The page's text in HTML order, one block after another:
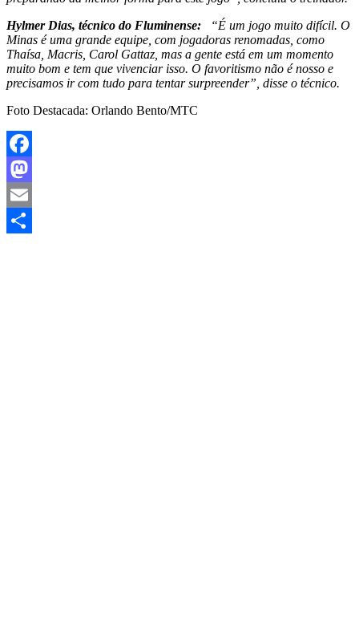
Hylmer Dias, técnico do Fluminense: “É um jogo muito difícil. O
Minas é uma grande equipe, com jogadoras renomadas, como
Thaísa, Macris, Carol Gattaz, mas a gente está em um momento
muito bom e tem que vivenciar isso. O favoritismo não é nosso e
precisamos ir com tudo para tentar surpreender”, disse o técnico.
Foto Destacada: Orlando Bento/MTC
Facebook
Mastodon
Email